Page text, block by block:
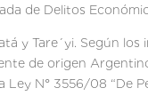
de Delitos
y Tare´yi. Según
de origen
N° 3556/08 “De